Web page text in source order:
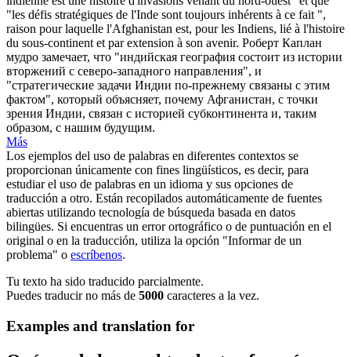
"les défis stratégiques de l'Inde sont toujours inhérents à ce fait ",
raison pour laquelle l'Afghanistan est, pour les Indiens, lié à l'histoire
du sous-continent et par extension à son avenir. Роберт Каплан
мудро замечает, что "индийская география состоит из истории
вторжений с северо-западного направления", и
"стратегические задачи Индии по-прежнему связаны с этим
фактом", который объясняет, почему Афганистан, с точки
зрения Индии, связан с историей субконтинента и, таким
образом, с нашим будущим.
Más
Los ejemplos del uso de palabras en diferentes contextos se
proporcionan únicamente con fines lingüísticos, es decir, para
estudiar el uso de palabras en un idioma y sus opciones de
traducción a otro. Están recopilados automáticamente de fuentes
abiertas utilizando tecnología de búsqueda basada en datos
bilingües. Si encuentras un error ortográfico o de puntuación en el
original o en la traducción, utiliza la opción "Informar de un
problema" o escríbenos.
Tu texto ha sido traducido parcialmente.
Puedes traducir no más de 5000 caracteres a la vez.
Examples and translation for